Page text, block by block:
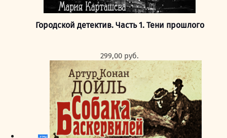
Городской детектив. Часть 1. Тени прошлого
299,00 руб.